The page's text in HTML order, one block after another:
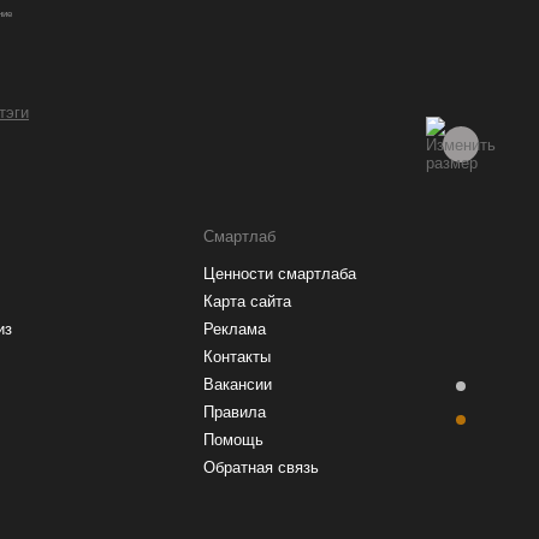
Смартлаб
Ценности смартлаба
Карта сайта
Реклама
Контакты
Вакансии
Правила
Помощь
Обратная связь